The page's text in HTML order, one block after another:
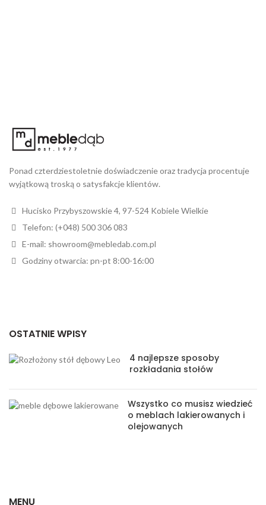
Ponad czterdziestoletnie doświadczenie oraz tradycja procentuje
wyjątkową troską o satysfakcje klientów.
Hucisko Przybyszowskie 4, 97-524 Kobiele Wielkie
Telefon: (+048) 500 306 083
E-mail: showroom@mebledab.com.pl
Godziny otwarcia: pn-pt 8:00-16:00
OSTATNIE WPISY
4 najlepsze sposoby
rozkładania stołów
Wszystko co musisz wiedzieć
o meblach lakierowanych i
olejowanych
MENU